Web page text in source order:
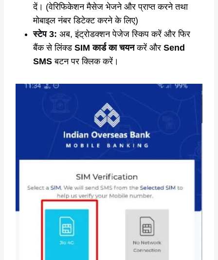
दें। (वेरिफिकेशन मैसेज भेजने और प्राप्त करने तथा
मोबाइल नंबर डिटेक्ट करने के लिए)
स्टेप 3: अब, इंट्रोडक्शन पेजेज स्किप करें और फिर
बैंक से लिंक्ड SIM कार्ड का चयनकरें और Send
SMS बटन पर क्लिक करें।